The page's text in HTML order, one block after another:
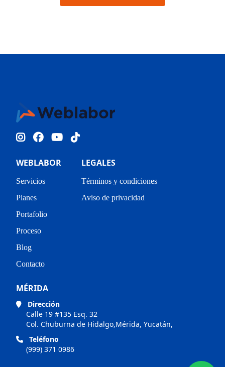
WEBLABOR
Servicios
Planes
Portafolio
Proceso
Blog
Contacto
LEGALES
Términos y condiciones
Aviso de privacidad
MÉRIDA
Dirección
Calle 19 #135 Esq. 32
Col. Chuburna de Hidalgo,Mérida, Yucatán,
Teléfono
(999) 371 0986